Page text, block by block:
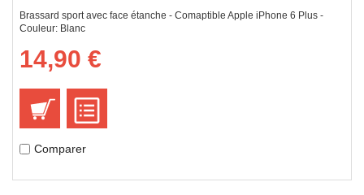
Brassard sport avec face étanche - Comaptible Apple iPhone 6 Plus -
Couleur: Blanc
14,90 €
Comparer